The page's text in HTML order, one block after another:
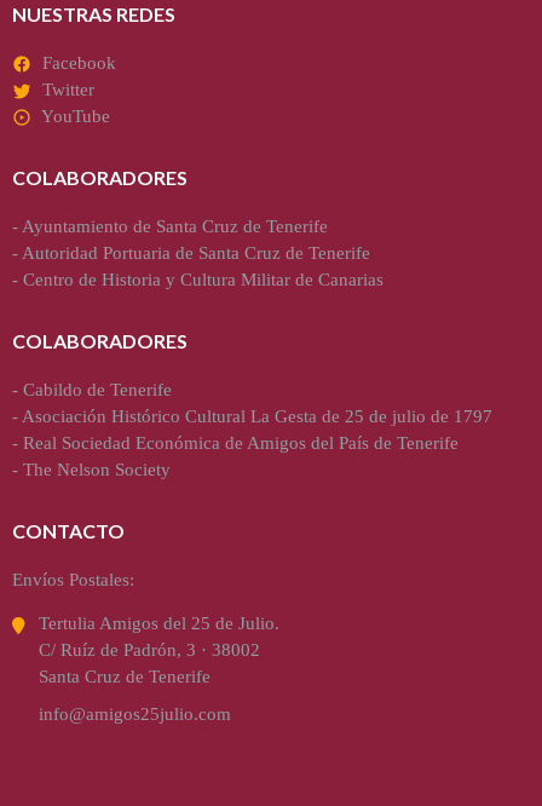
NUESTRAS REDES
Facebook
Twitter
YouTube
COLABORADORES
- Ayuntamiento de Santa Cruz de Tenerife
- Autoridad Portuaria de Santa Cruz de Tenerife
- Centro de Historia y Cultura Militar de Canarias
COLABORADORES
- Cabildo de Tenerife
- Asociación Histórico Cultural La Gesta de 25 de julio de 1797
- Real Sociedad Económica de Amigos del País de Tenerife
- The Nelson Society
CONTACTO
Envíos Postales:
Tertulia Amigos del 25 de Julio.
C/ Ruíz de Padrón, 3 · 38002
Santa Cruz de Tenerife
info@amigos25julio.com